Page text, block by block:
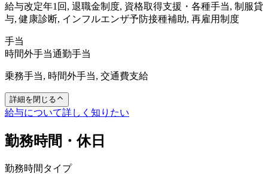
給与改定年1回, 退職金制度, 資格取得支援・各種手当, 制服貸
与, 健康診断, インフルエンザ予防接種補助, 再雇用制度
手当
時間外手当通勤手当
乗務手当, 時間外手当, 交通費支給
詳細を閉じる
給与について詳しく知りたい
勤務時間・休日
勤務時間タイプ